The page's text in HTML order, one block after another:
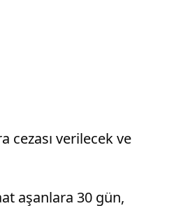
cezası verilecek ve
aşanlara 30 gün,